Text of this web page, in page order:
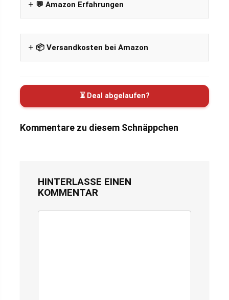
💬 Amazon Erfahrungen
📦 Versandkosten bei Amazon
⏳ Deal abgelaufen?
Kommentare zu diesem Schnäppchen
HINTERLASSE EINEN
KOMMENTAR